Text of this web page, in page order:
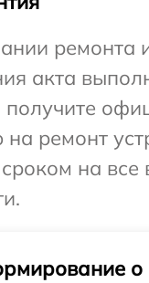
ремонта
акта
на ремонт
на все
о